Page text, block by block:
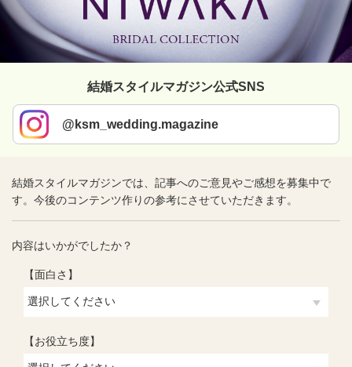
結婚スタイルマガジン公式SNS
@ksm_wedding.magazine
結婚スタイルマガジンでは、記事へのご意見やご感想を募集中で
す。今後のコンテンツ作りの参考にさせていただきます。
内容はいかがでしたか？
【面白さ】
【お役立ち度】